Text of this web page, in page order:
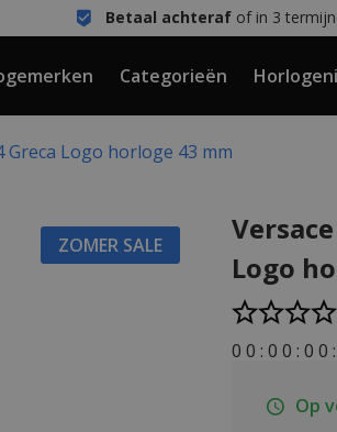
Betaal achterafof in 3
Categorieën
Greca Logo horloge 43 mm
ZOMER SALE
Logo
0 0 : 0 0 : 0 0 :
Op